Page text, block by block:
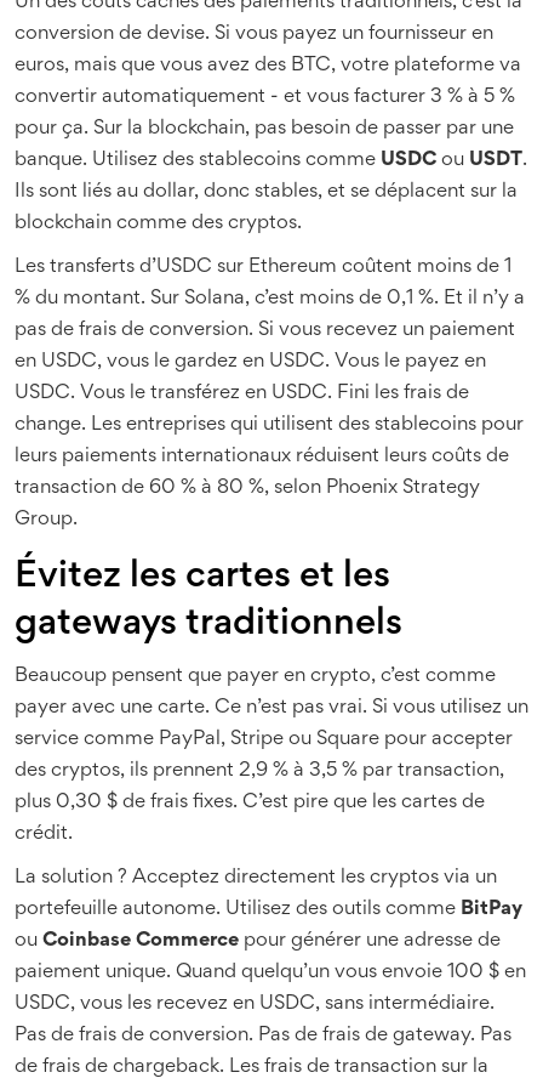
conversion de devise. Si vous payez un fournisseur en
euros, mais que vous avez des BTC, votre plateforme va
convertir automatiquement - et vous facturer 3 % à 5 %
pour ça. Sur la blockchain, pas besoin de passer par une
banque. Utilisez des stablecoins comme USDC ou USDT .
Ils sont liés au dollar, donc stables, et se déplacent sur la
blockchain comme des cryptos.
Les transferts d’USDC sur Ethereum coûtent moins de 1
% du montant. Sur Solana, c’est moins de 0,1 %. Et il n’y a
pas de frais de conversion. Si vous recevez un paiement
en USDC, vous le gardez en USDC. Vous le payez en
USDC. Vous le transférez en USDC. Fini les frais de
change. Les entreprises qui utilisent des stablecoins pour
leurs paiements internationaux réduisent leurs coûts de
transaction de 60 % à 80 %, selon Phoenix Strategy
Group.
Évitez les cartes et les
gateways traditionnels
Beaucoup pensent que payer en crypto, c’est comme
payer avec une carte. Ce n’est pas vrai. Si vous utilisez un
service comme PayPal, Stripe ou Square pour accepter
des cryptos, ils prennent 2,9 % à 3,5 % par transaction,
plus 0,30 $ de frais fixes. C’est pire que les cartes de
crédit.
La solution ? Acceptez directement les cryptos via un
portefeuille autonome. Utilisez des outils comme BitPay
ou Coinbase Commerce pour générer une adresse de
paiement unique. Quand quelqu’un vous envoie 100 $ en
USDC, vous les recevez en USDC, sans intermédiaire.
Pas de frais de conversion. Pas de frais de gateway. Pas
de frais de chargeback. Les frais de transaction sur la